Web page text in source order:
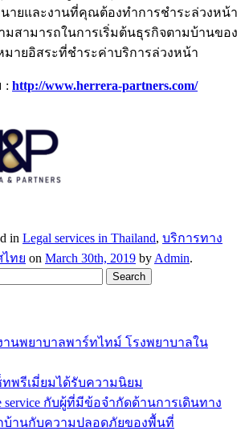
ายและงานที่คุณต้องทำการชำระล่วงหน้า
สามารถในการเริ่มต้นธุรกิจตามบ้านของ
ายอิสระที่ชำระค่าบริการล่วงหน้า
: http://www.herrera-partners.com/
in Legal services in Thailand, บริการทาง
ทย on March 30th, 2019 by Admin.
านพยาบาลพาร์ทไทม์ โรงพยาบาลใน
ทพรีเมี่ยมได้รับความนิยม
service กับผู้ที่มีข้อจำกัดด้านการเดินทาง
บ้านกับความปลอดภัยของพื้นที่